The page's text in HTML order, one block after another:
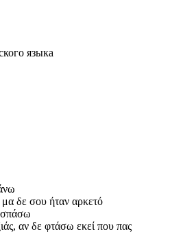
языка
δε σου ήταν αρκετό
σπάσω
αν δε φτάσω εκεί που πας